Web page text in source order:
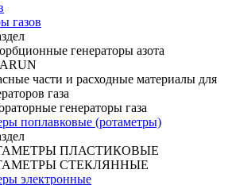
газов
генераторы азота
части и расходные материалы для
газа
генераторы газа
поплавковые (ротаметры)
ПЛАСТИКОВЫЕ
СТЕКЛЯННЫЕ
электронные